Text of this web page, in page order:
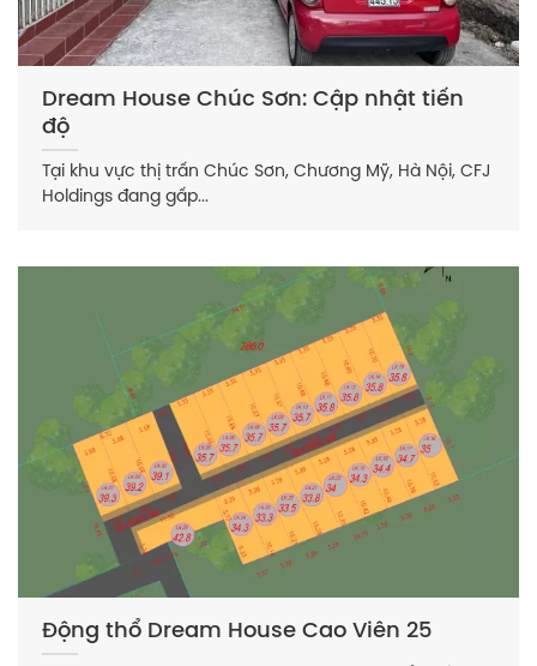
Dream House Chúc Sơn: Cập nhật tiến
độ
Tại khu vực thị trấn Chúc Sơn, Chương Mỹ, Hà Nội, CFJ
Holdings đang gấp...
Động thổ Dream House Cao Viên 25